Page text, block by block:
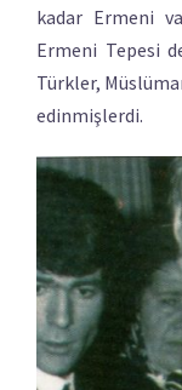
kadar Ermeni
Ermeni Tepesi
Türkler,
edinmişlerdi.